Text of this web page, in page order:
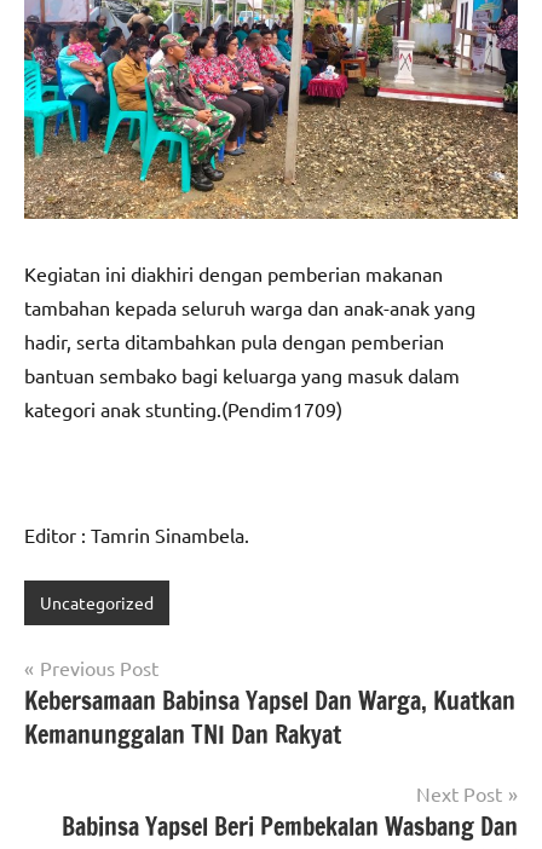
Kegiatan ini diakhiri dengan pemberian makanan
tambahan kepada seluruh warga dan anak-anak yang
hadir, serta ditambahkan pula dengan pemberian
bantuan sembako bagi keluarga yang masuk dalam
kategori anak stunting.(Pendim1709)
Editor : Tamrin Sinambela.
Uncategorized
Navigasi
pos
Previous Post
Kebersamaan Babinsa Yapsel Dan Warga, Kuatkan
Kemanunggalan TNI Dan Rakyat
Next Post
Babinsa Yapsel Beri Pembekalan Wasbang Dan